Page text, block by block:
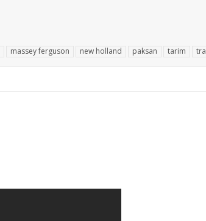
massey ferguson new holland paksan tarim